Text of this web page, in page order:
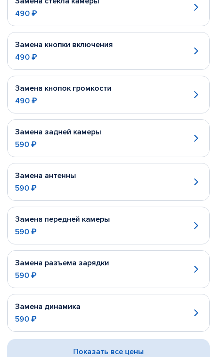
490 ₽
Замена кнопки включения
490 ₽
Замена кнопок громкости
490 ₽
Замена задней камеры
590 ₽
Замена антенны
590 ₽
Замена передней камеры
590 ₽
Замена разъема зарядки
590 ₽
Замена динамика
590 ₽
Показать все цены